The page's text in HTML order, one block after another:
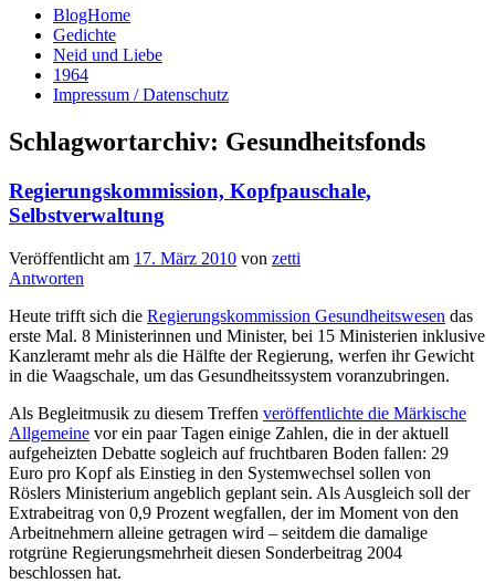
BlogHome
Gedichte
Neid und Liebe
1964
Impressum / Datenschutz
Schlagwortarchiv: Gesundheitsfonds
Regierungskommission, Kopfpauschale,
Selbstverwaltung
Veröffentlicht am 17. März 2010 von zetti
Antworten
Heute trifft sich die Regierungskommission Gesundheitswesen das
erste Mal. 8 Ministerinnen und Minister, bei 15 Ministerien inklusive
Kanzleramt mehr als die Hälfte der Regierung, werfen ihr Gewicht
in die Waagschale, um das Gesundheitssystem voranzubringen.
Als Begleitmusik zu diesem Treffen veröffentlichte die Märkische
Allgemeine vor ein paar Tagen einige Zahlen, die in der aktuell
aufgeheizten Debatte sogleich auf fruchtbaren Boden fallen: 29
Euro pro Kopf als Einstieg in den Systemwechsel sollen von
Röslers Ministerium angeblich geplant sein. Als Ausgleich soll der
Extrabeitrag von 0,9 Prozent wegfallen, der im Moment von den
Arbeitnehmern alleine getragen wird – seitdem die damalige
rotgrüne Regierungsmehrheit diesen Sonderbeitrag 2004
beschlossen hat.